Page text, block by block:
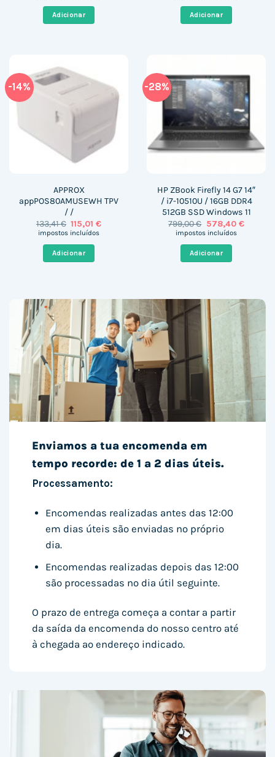
era:
977,00 €.
Adicionar
era:
1.359,00 €.
Adicionar
-14%
APPROX
appPOS80AMUSEWH TPV
/ /
133,41€ O
preço
133,41 €.
115,01€O
impostos incluídos
Adicionar
-28%
HP ZBook Firefly 14 G7 14″
/ i7-10510U / 16GB DDR4
512GB SSD Windows 11
799,00€ O
preço
era:
799,00 €.
578,40 €O
impostos incluídos
Adicionar
Enviamos a tua encomenda em
tempo recorde: de 1 a 2 dias úteis.
Processamento:
Encomendas realizadas antes das 12:00
em dias úteis são enviadas no próprio
dia.
Encomendas realizadas depois das 12:00
são processadas no dia útil seguinte.
O prazo de entrega começa a contar a partir
da saída da encomenda do nosso centro até
à chegada ao endereço indicado.